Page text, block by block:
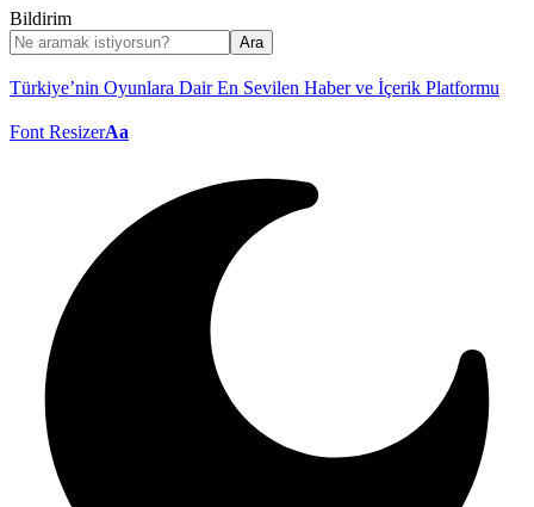
Bildirim
Türkiye’nin Oyunlara Dair En Sevilen Haber ve İçerik Platformu
Font ResizerAa